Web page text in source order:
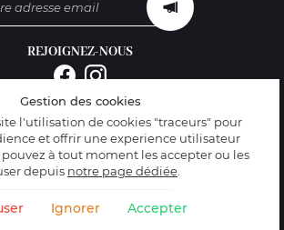
REJOIGNEZ-NOUS
Mentions Légales
générales d'utilisation
Politique de confidentialité
Gestion des cookies
Gestion des cookies
l'utilisation de cookies "traceurs" pour
et offrir une experience utilisateur
à tout moment les accepter ou les
depuis notre page dédiée.
Ignorer Accepter